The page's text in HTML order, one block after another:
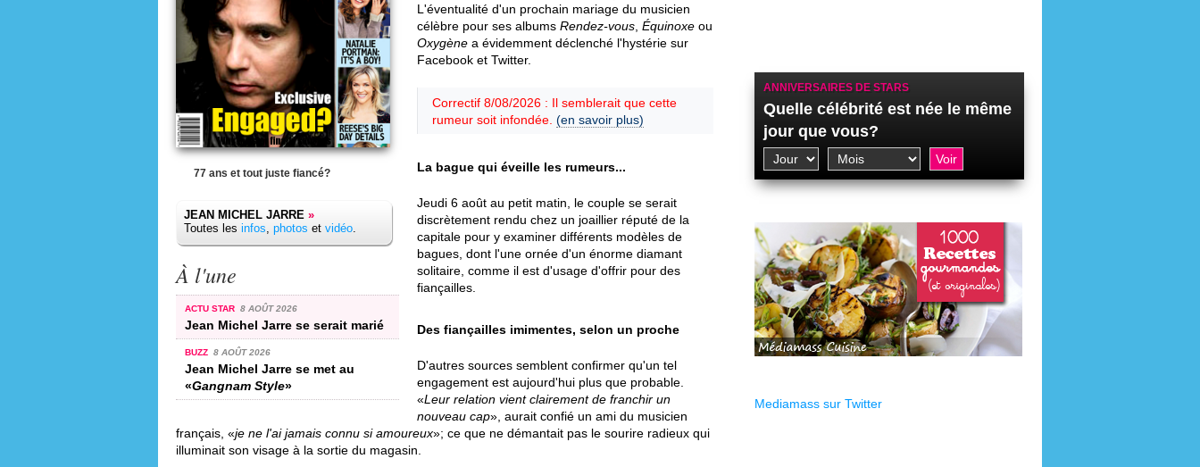
77 ans et tout juste fiancé?
JEAN MICHEL JARRE »
Toutes les infos, photos et vidéo.
À l'une
ACTU STAR 8 AOÛT 2026
Jean Michel Jarre se serait marié
BUZZ 8 AOÛT 2026
Jean Michel Jarre se met au
«Gangnam Style»
L'éventualité d'un prochain mariage du musicien
célèbre pour ses albums Rendez-vous Équinoxe ou
Oxygène a évidemment déclenché l'hystérie sur
Facebook et Twitter.
Correctif 8/08/2026 : Il semblerait que cette
rumeur soit infondée. (en savoir plus)
La bague qui éveille les rumeurs...
Jeudi 6 août au petit matin, le couple se serait
discrètement rendu chez un joaillier réputé de la
capitale pour y examiner différents modèles de
bagues, dont l'une ornée d'un énorme diamant
solitaire, comme il est d'usage d'offrir pour des
fiançailles.
Des fiançailles imimentes, selon un proche
D'autres sources semblent confirmer qu'un tel
engagement est aujourd'hui plus que probable.
«Leur relation vient clairement de franchir un
nouveau cap», aurait confié un ami du musicien
français, «je ne l'ai jamais connu si amoureux»; ce que ne démantait pas le sourire radieux qui
illuminait son visage à la sortie du magasin.
ANNIVERSAIRES DE STARS
Quelle célébrité est née le même
jour que vous?
Mediamass sur Twitter